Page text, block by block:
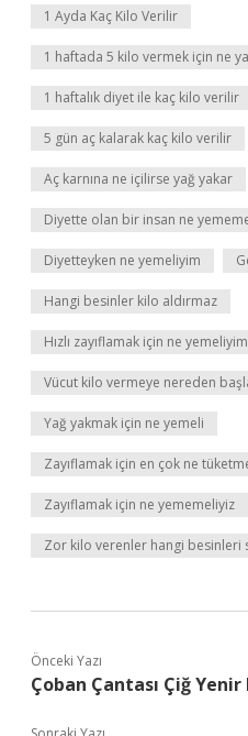
1 Ayda Kaç Kilo Verilir
1 haftada 5 kilo vermek için ne
1 haftalık diyet ile kaç kilo verilir
5 gün aç kalarak kaç kilo verilir
Aç karnına ne içilirse yağ yakar
Diyette olan bir insan ne
Diyetteyken ne yemeliyim
Hangi besinler kilo aldırmaz
Hızlı zayıflamak için ne yemeliyim
Vücut kilo vermeye nereden
Yağ yakmak için ne yemeli
Zayıflamak için en çok ne
Zayıflamak için ne yememeliyiz
Zor kilo verenler hangi besinleri
Önceki Yazı
Çoban Çantası Çiğ Yenir